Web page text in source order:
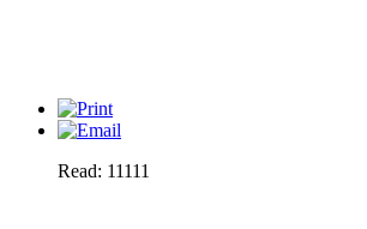
Read: 11111